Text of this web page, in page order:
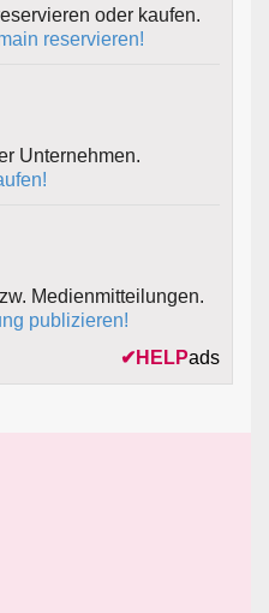
oder kaufen.
reservieren!
Unternehmen.
Medienmitteilungen.
publizieren!
✔ HELPads